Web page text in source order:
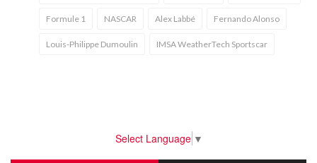
Formule 1 NASCAR Alex Labbé Fernando Alonso
Louis-Philippe Dumoulin IMSA WeatherTech Sportscar
Select Language ▼